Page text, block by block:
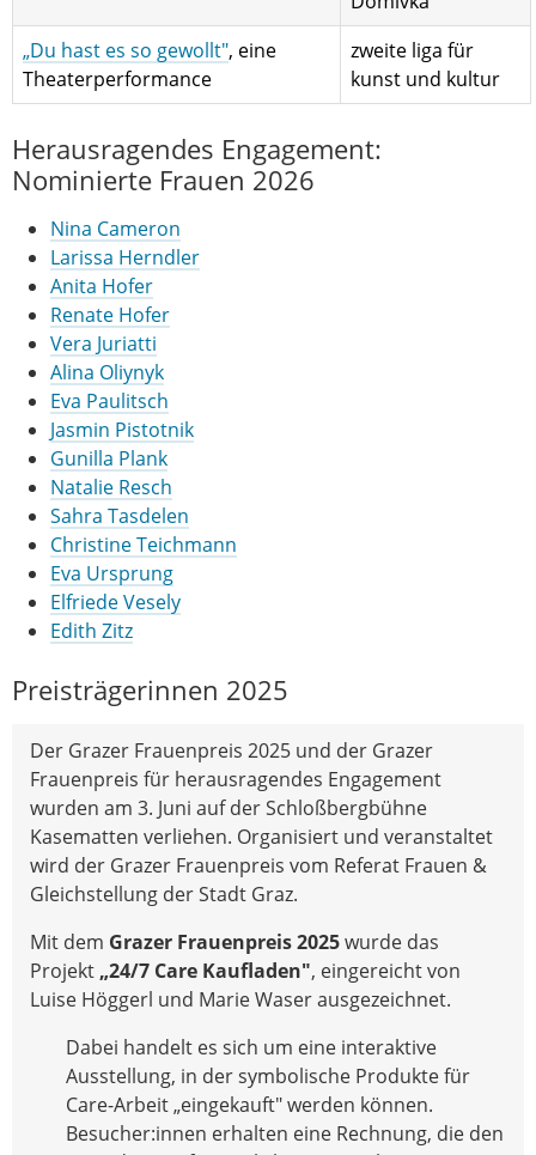
„Du hast es so gewollt", eine
Theaterperformance
zweite liga für
kunst und kultur
Herausragendes Engagement:
Nominierte Frauen 2026
Nina Cameron
Larissa Herndler
Anita Hofer
Renate Hofer
Vera Juriatti
Alina Oliynyk
Eva Paulitsch
Jasmin Pistotnik
Gunilla Plank
Natalie Resch
Sahra Tasdelen
Christine Teichmann
Eva Ursprung
Elfriede Vesely
Edith Zitz
Preisträgerinnen 2025
Der Grazer Frauenpreis 2025 und der Grazer
Frauenpreis für herausragendes Engagement
wurden am 3. Juni auf der Schloßbergbühne
Kasematten verliehen. Organisiert und veranstaltet
wird der Grazer Frauenpreis vom Referat Frauen &
Gleichstellung der Stadt Graz.
Mit dem Grazer Frauenpreis 2025wurde das
Projekt „24/7 Care Kaufladen", eingereicht von
Luise Höggerl und Marie Waser ausgezeichnet.
Dabei handelt es sich um eine interaktive
Ausstellung, in der symbolische Produkte für
Care-Arbeit „eingekauft" werden können.
Besucher:innen erhalten eine Rechnung, die den